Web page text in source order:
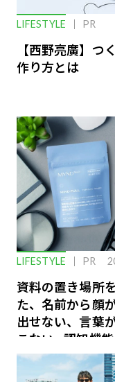
LIFESTYLE PR
【西野亮廣】つ
作り方とは
LIFESTYLE PR
資料の置き場所
た、名前から顔
出せない、言葉
こない…認知機
下を救う、脳の
ーケアとは